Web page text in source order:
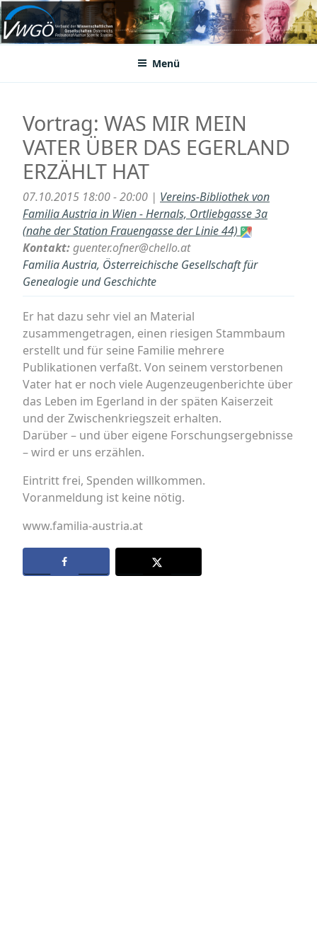
Zum
Inhalt
springenVWGÖ
Federation of Austrian Scientific Societies
Menü
Vortrag: WAS MIR MEIN
VATER ÜBER DAS EGERLAND
ERZÄHLT HAT
07.10.2015 18:00 - 20:00 | Vereins-Bibliothek von
Familia Austria in Wien - Hernals, Ortliebgasse 3a
(nahe der Station Frauengasse der Linie 44)
Kontakt:guenter.ofner@chello.at
Familia Austria, Österreichische Gesellschaft für
Genealogie und Geschichte
Er hat dazu sehr viel an Material
zusammengetragen, einen riesigen Stammbaum
erstellt und für seine Familie mehrere
Publikationen verfaßt. Von seinem verstorbenen
Vater hat er noch viele Augenzeugenberichte über
das Leben im Egerland in der späten Kaiserzeit
und der Zwischenkriegszeit erhalten.
Darüber – und über eigene Forschungsergebnisse
– wird er uns erzählen.
Eintritt frei, Spenden willkommen.
Voranmeldung ist keine nötig.
www.familia-austria.at